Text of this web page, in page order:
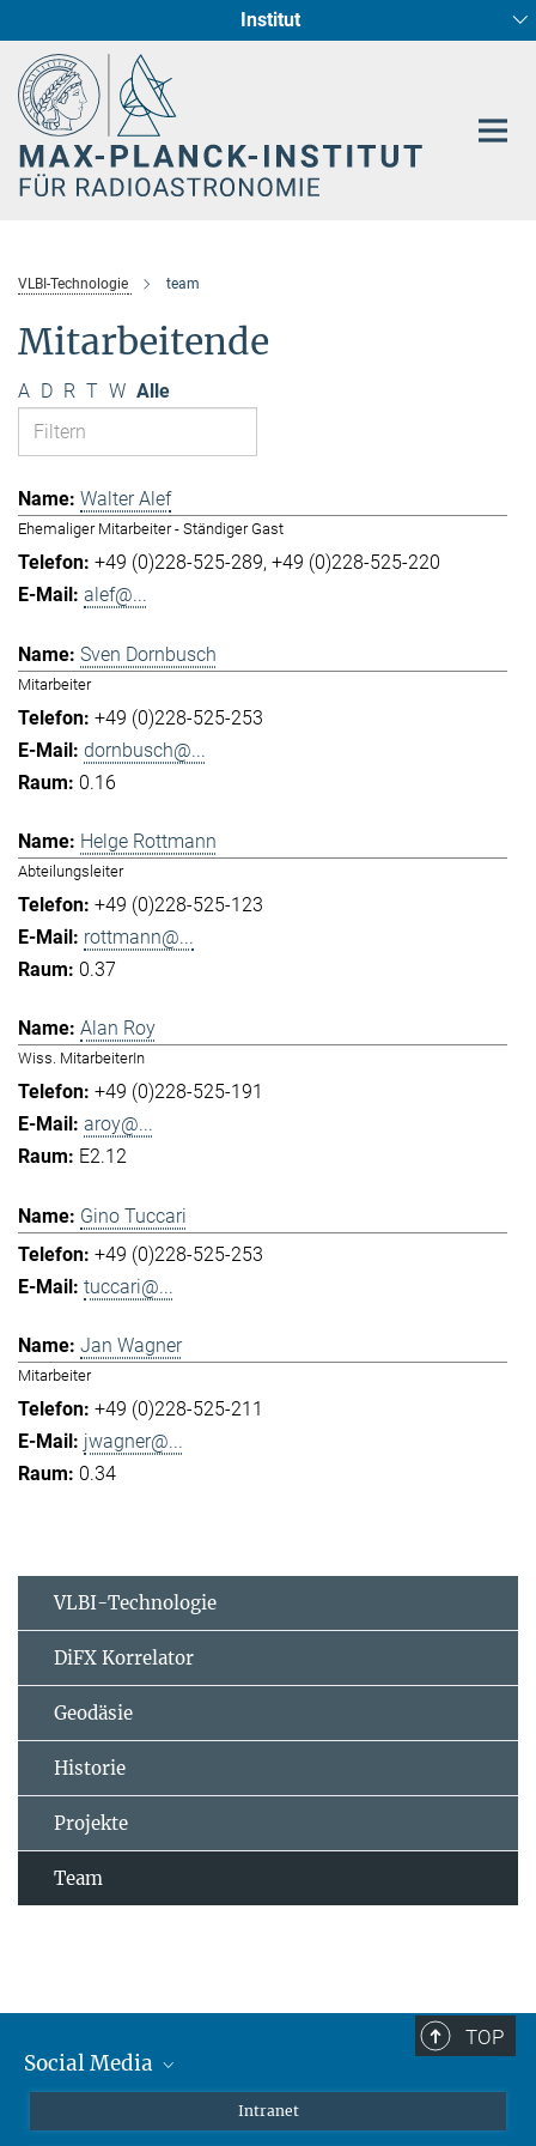
Institut
Radioastronomische Fundamentalphysik
Sternentstehung und Galaxienentwicklung
VLBI-Technologie team
Mitarbeitende
A D R T W Alle
Walter Alef
Ehemaliger Mitarbeiter - Ständiger Gast
+49 (0)228-525-289 +49 (0)228-525-220
alef@...
Sven Dornbusch
Mitarbeiter
+49 (0)228-525-253
dornbusch@...
0.16
Helge Rottmann
Abteilungsleiter
+49 (0)228-525-123
rottmann@...
0.37
Alan Roy
Wiss. MitarbeiterIn
+49 (0)228-525-191
aroy@...
E2.12
Gino Tuccari
+49 (0)228-525-253
tuccari@...
Jan Wagner
Mitarbeiter
+49 (0)228-525-211
jwagner@...
0.34
VLBI-Technologie
DiFX Korrelator
Geodäsie
Historie
Projekte
Team
TOP
Social Media
Intranet